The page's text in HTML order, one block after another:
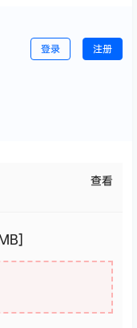
登录 注册
查看